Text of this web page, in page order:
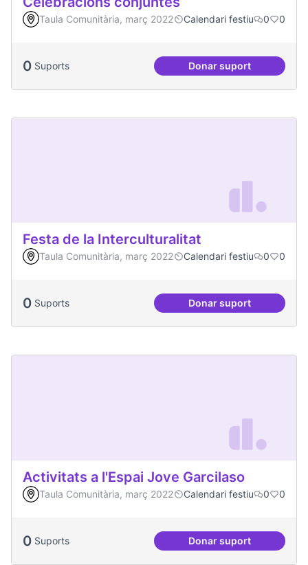
Taula Comunitària, març 2022 Calendari festiu 0 0
0 Suports Donar suportCelebracions
Festa de la Interculturalitat
Taula Comunitària, març 2022 Calendari festiu 0 0
0 Suports Donar suport
Festa de la
Activitats a l'Espai Jove Garcilaso
Taula Comunitària, març 2022 Calendari festiu 0 0
0 Suports Donar suportActivitats a l'Espai